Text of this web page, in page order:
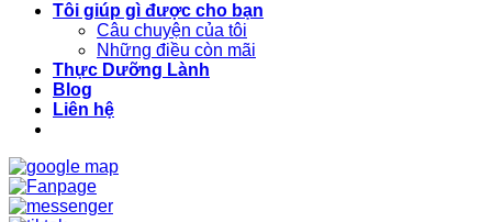
Tôi giúp gì được cho bạn
Câu chuyện của tôi
Những điều còn mãi
Thực Dưỡng Lành
Blog
Liên hệ